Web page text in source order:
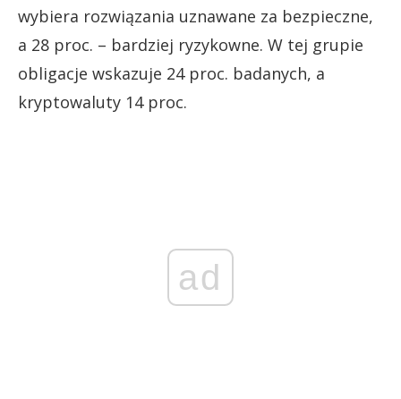
wybiera rozwiązania uznawane za bezpieczne,
a 28 proc. – bardziej ryzykowne. W tej grupie
obligacje wskazuje 24 proc. badanych, a
kryptowaluty 14 proc.
ad